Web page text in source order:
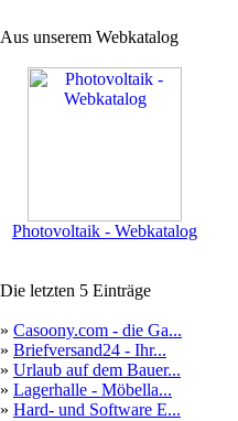
Aus unserem Webkatalog
Photovoltaik - Webkatalog
Die letzten 5 Einträge
» Casoony.com - die Ga...
» Briefversand24 - Ihr...
» Urlaub auf dem Bauer...
» Lagerhalle - Möbella...
» Hard- und Software E...